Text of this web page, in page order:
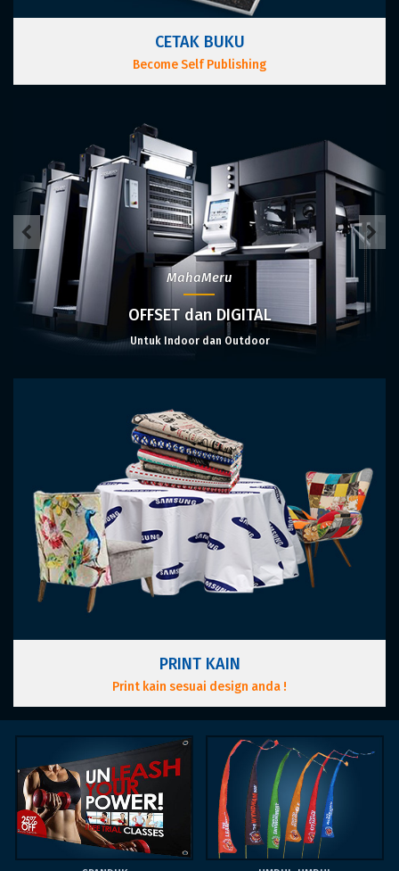
CETAK BUKU
Become Self Publishing
PRINT KAIN
Print kain sesuai design anda !